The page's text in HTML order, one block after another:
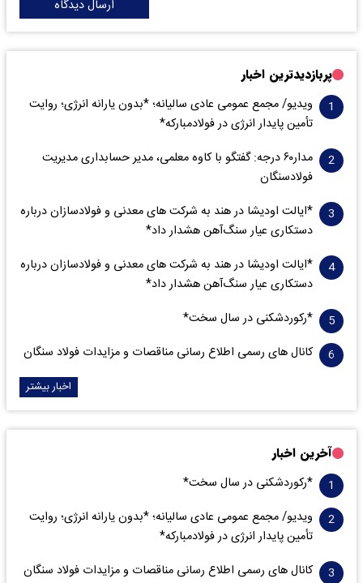
ارسال دیدگاه
پربازدیدترین اخبار
ویدیو/ مجمع عمومی عادی سالیانه؛ *بدون یارانه انرژی؛ روایت
تأمین پایدار انرژی در فولادمبارکه*
مدار‌۶٠ درجه: گفتگو با کاوه معلمی، مدیر حسابداری مدیریت
فولادسنگان
*ایالت اودیشا در هند به شرکت های معدنی و فولادسازان درباره
دستکاری عیار سنگ‌آهن هشدار داد*
*ایالت اودیشا در هند به شرکت های معدنی و فولادسازان درباره
دستکاری عیار سنگ‌آهن هشدار داد*
*رکوردشکنی در سال سخت*
کانال های رسمی اطلاع رسانی مناقصات و مزایدات فولاد سنگان
اخبار بیشتر
آخرین اخبار
*رکوردشکنی در سال سخت*
ویدیو/ مجمع عمومی عادی سالیانه؛ *بدون یارانه انرژی؛ روایت
تأمین پایدار انرژی در فولادمبارکه*
کانال های رسمی اطلاع رسانی مناقصات و مزایدات فولاد سنگان